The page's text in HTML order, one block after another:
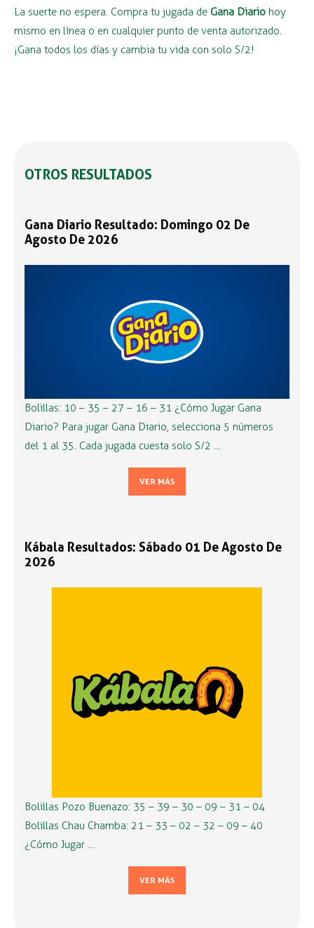
La suerte no espera. Compra tu jugada de Gana Diario hoy
mismo en línea o en cualquier punto de venta autorizado.
¡Gana todos los días y cambia tu vida con solo S/2!
OTROS RESULTADOS
Gana Diario Resultado: Domingo 02 De
Agosto De 2026
Bolillas: 10 – 35 – 27 – 16 – 31 ¿Cómo Jugar Gana
Diario? Para jugar Gana Diario, selecciona 5 números
del 1 al 35. Cada jugada cuesta solo S/2 …
VER MÁS
Kábala Resultados: Sábado 01 De Agosto De
2026
Bolillas Pozo Buenazo: 35 – 39 – 30 – 09 – 31 – 04
Bolillas Chau Chamba: 21 – 33 – 02 – 32 – 09 – 40
¿Cómo Jugar …
VER MÁS